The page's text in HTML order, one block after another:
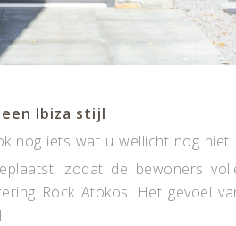
Ibiza stijl
nog iets wat u wellicht nog
zodat de bewoners
Rock Atokos. Het gevoel